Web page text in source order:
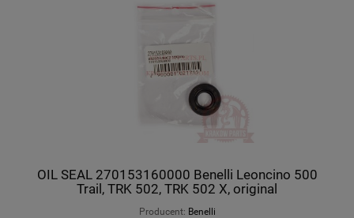
OIL SEAL 270153160000 Benelli Leoncino 500
Trail, TRK 502, TRK 502 X, original
Producent: Benelli